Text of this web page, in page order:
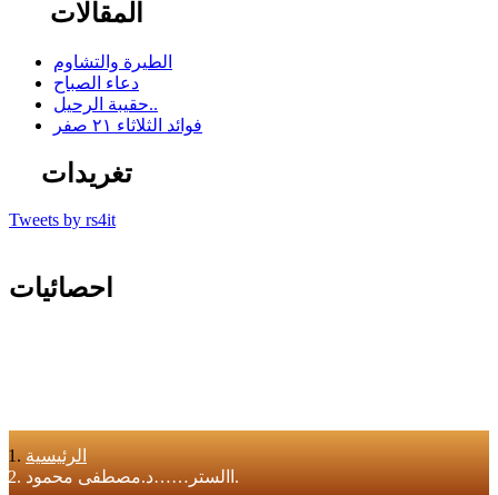
المقالات
الطيرة والتشاوم
دعاء الصباح
حقيبة الرحيل..
فوائد الثلاثاء ٢١ صفر
تغريدات
Tweets by rs4it
احصائيات
الرئيسية
االستر……د.مصطفى محمود.